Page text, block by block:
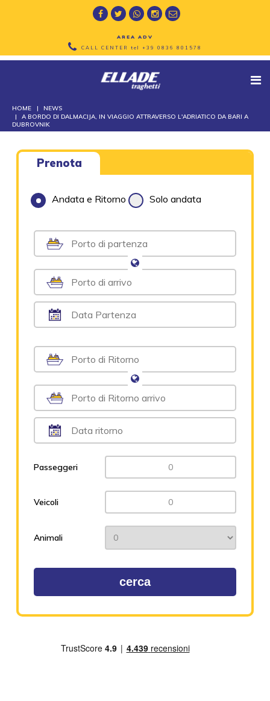
AREA ADV
CALL CENTER tel +39 0836 801578
HOME
NEWS
A BORDO DI DALMACIJA, IN VIAGGIO ATTRAVERSO L'ADRIATICO DA BARI A
DUBROVNIK
Prenota
Andata e Ritorno Solo andata
Passeggeri
Veicoli
Animali
cerca